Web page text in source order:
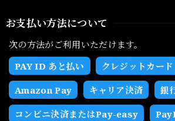
お支払い方法について
次の方法がご利用いただけます。
PAY ID あと払い
クレジットカード
Amazon Pay キャリア決済 銀
コンビニ決済またはPay-easy